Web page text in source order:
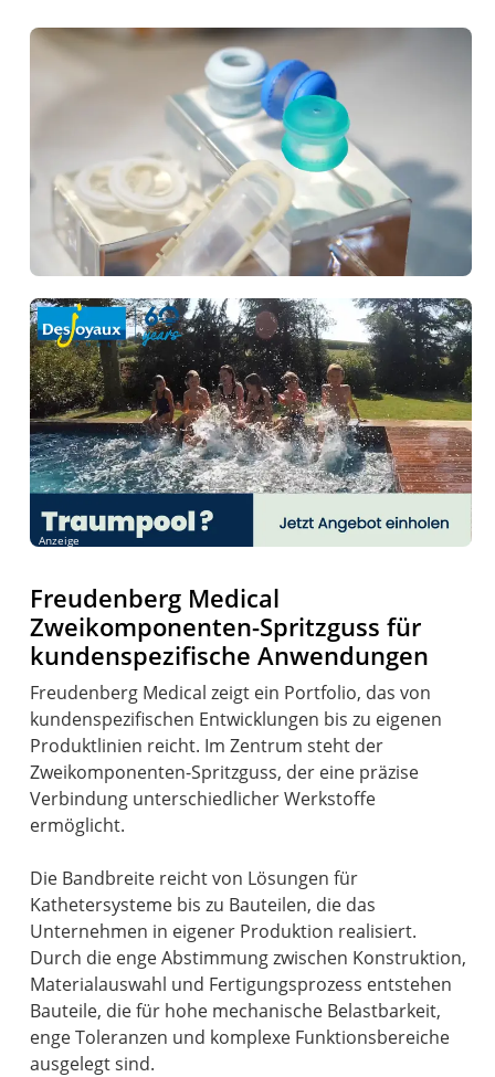
Anzeige
Freudenberg Medical
Zweikomponenten-Spritzguss für
kundenspezifische Anwendungen
Freudenberg Medical zeigt ein Portfolio, das von
kundenspezifischen Entwicklungen bis zu eigenen
Produktlinien reicht. Im Zentrum steht der
Zweikomponenten-Spritzguss, der eine präzise
Verbindung unterschiedlicher Werkstoffe
ermöglicht.
Die Bandbreite reicht von Lösungen für
Kathetersysteme bis zu Bauteilen, die das
Unternehmen in eigener Produktion realisiert.
Durch die enge Abstimmung zwischen Konstruktion,
Materialauswahl und Fertigungsprozess entstehen
Bauteile, die für hohe mechanische Belastbarkeit,
enge Toleranzen und komplexe Funktionsbereiche
ausgelegt sind.